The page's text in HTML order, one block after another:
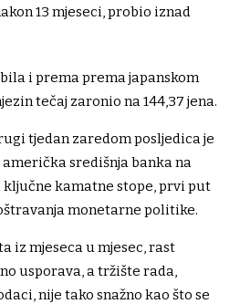
13 mjeseci, probio iznad
i prema prema japanskom
tečaj zaronio na 144,37 jena.
tjedan zaredom posljedica je
središnja banka na
kamatne stope, prvi put
monetarne politike.
iz mjeseca u mjesec, rast
usporava, a tržište rada,
nije tako snažno kao što se